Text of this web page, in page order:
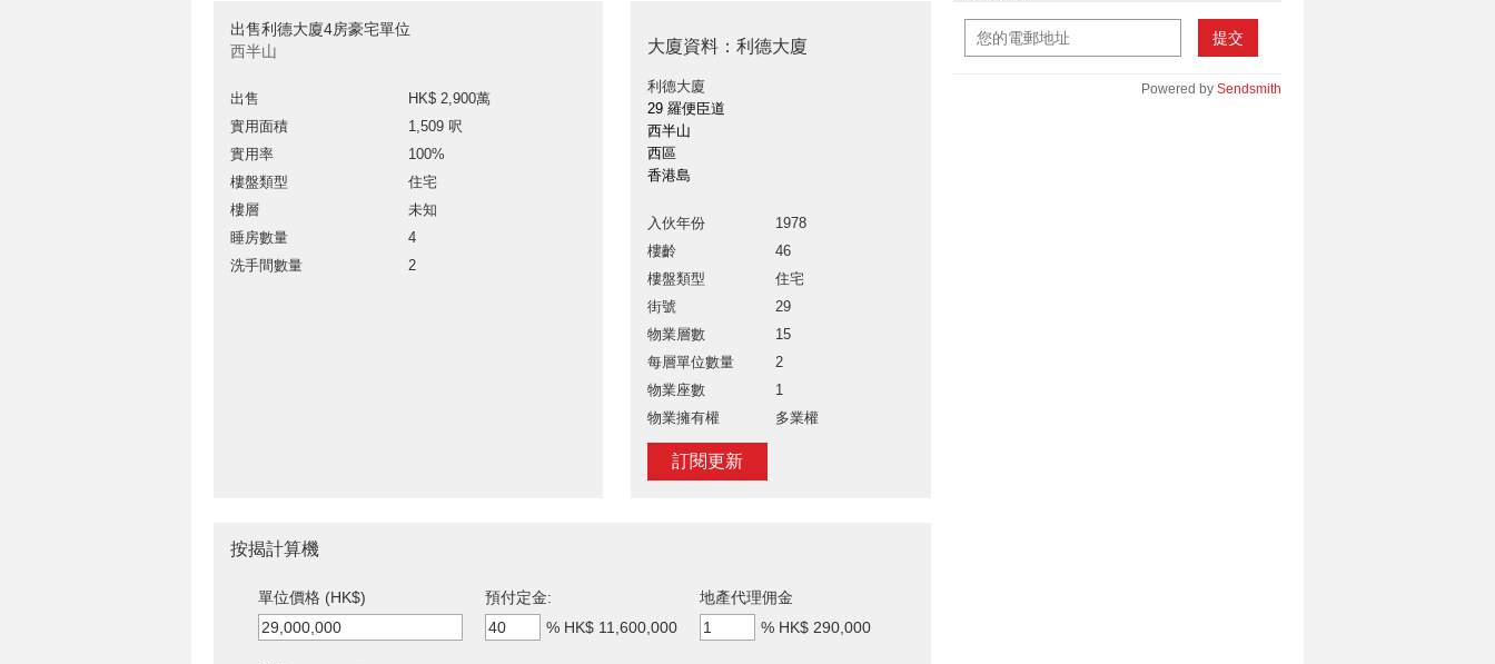
出售利德大廈4房豪宅單位
西半山
出售
HK$ 2,900萬
實用面積
1,509 呎
實用率
100%
樓盤類型
住宅
樓層
未知
睡房數量
4
洗手間數量
2
大廈資料：利德大廈
利德大廈
29 羅便臣道
西半山
西區
香港島
入伙年份
1978
樓齡
46
樓盤類型
住宅
街號
29
物業層數
15
每層單位數量
2
物業座數
1
物業擁有權
多業權
訂閱更新
提交
Powered by Sendsmith
按揭計算機
單位價格 (HK$)
預付定金:
% HK$ 11,600,000
地產代理佣金
% HK$ 290,000